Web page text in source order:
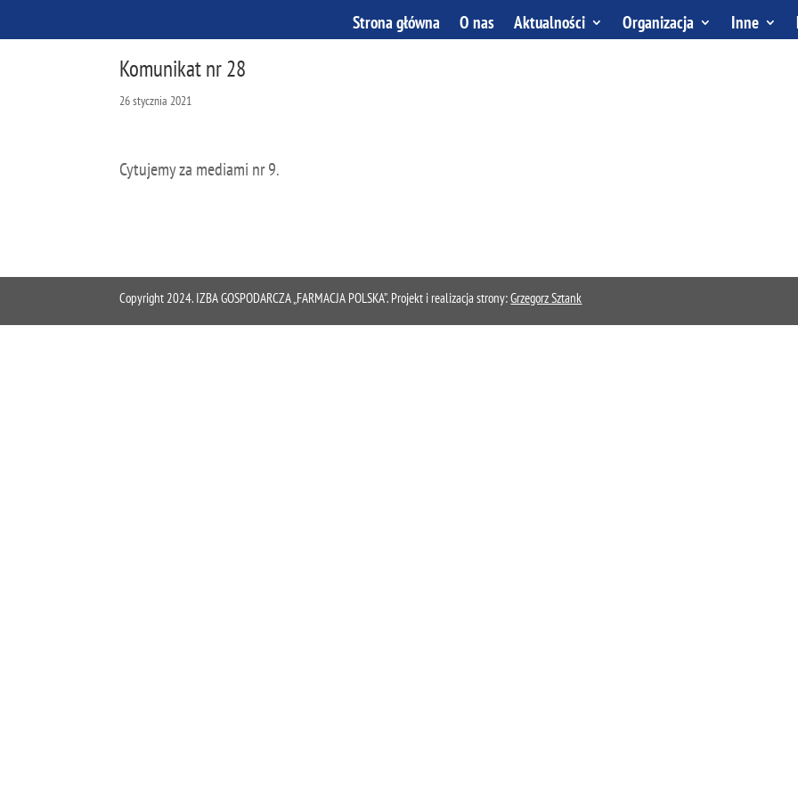
Strona główna O nas Aktualności Organizacja Inne
Komunikat nr 28
26 stycznia 2021
Cytujemy za mediami nr 9.
Copyright 2024. IZBA GOSPODARCZA „FARMACJA POLSKA”. Projekt i realizacja strony:Grzegorz Sztank